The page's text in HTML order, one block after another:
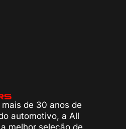
de 30 anos de
automotivo, a All
melhor seleção de